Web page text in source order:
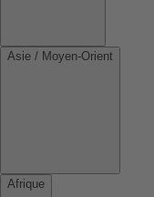
Asie / Moyen-Orient
Afrique